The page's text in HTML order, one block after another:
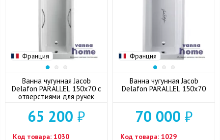
Франция
Ванна чугунная Jacob
Delafon PARALLEL 150х70 с
отверстиями для ручек
65 200 ₽
Код товара: 1030
Франция
Ванна чугунная Jacob
Delafon PARALLEL 150х70
70 000 ₽
Код товара: 1029